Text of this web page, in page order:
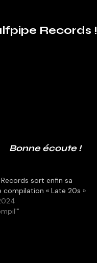
Records !
Bonne écoute !
sort enfin sa
compilation « Late 20s »